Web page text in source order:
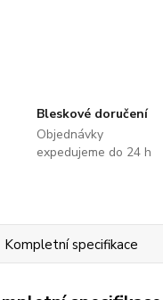
Bleskové doručení
Objednávky
expedujeme do 24 h
Kompletní specifikace